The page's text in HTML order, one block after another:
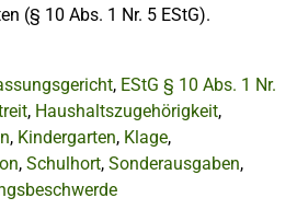
(§ 10 Abs. 1 Nr. 5 EStG).
, EStG § 10 Abs. 1 Nr.
, Haushaltszugehörigkeit,
, Kindergarten, Klage,
, Schulhort, Sonderausgaben,